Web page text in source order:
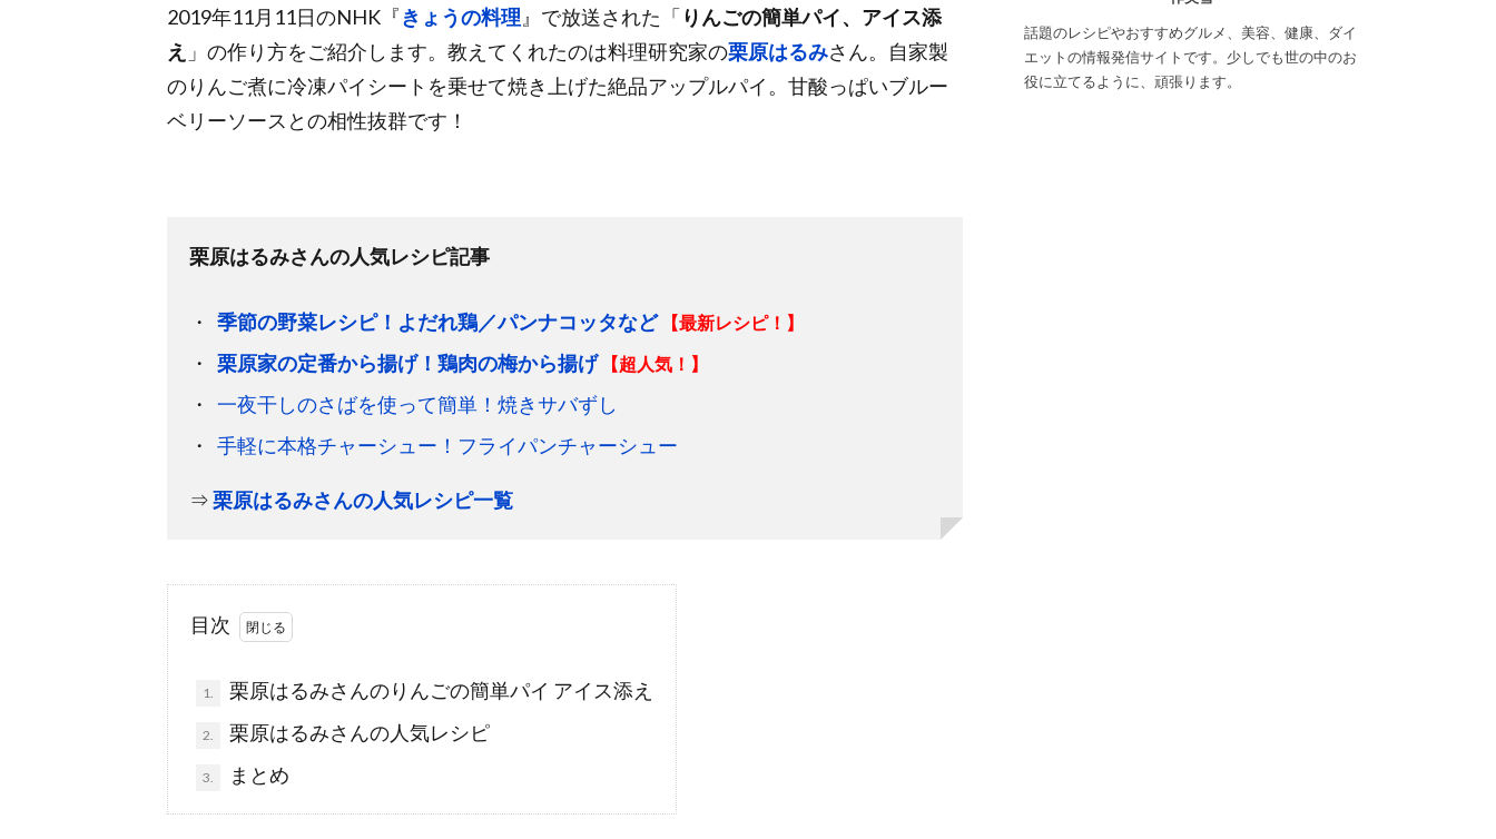
2019年11月11日のNHK『きょうの料理 』で放送された「 りんごの簡単パイ、アイス添
え 」の作り方をご紹介します。教えてくれたのは料理研究家の栗原はるみさん。自家製
のりんご煮に冷凍パイシートを乗せて焼き上げた絶品アップルパイ。甘酸っぱいブルー
ベリーソースとの相性抜群です！
栗原はるみさんの人気レシピ記事
季節の野菜レシピ！よだれ鶏／パンナコッタなど 【最新レシピ！】
栗原家の定番から揚げ！鶏肉の梅から揚げ 【超人気！】
一夜干しのさばを使って簡単！焼きサバずし
手軽に本格チャーシュー！フライパンチャーシュー
⇒栗原はるみさんの人気レシピ一覧
目次
1. 栗原はるみさんのりんごの簡単パイ アイス添え
2. 栗原はるみさんの人気レシピ
3. まとめ
話題のレシピやおすすめグルメ、美容、健康、ダイ
エットの情報発信サイトです。少しでも世の中のお
役に立てるように、頑張ります。